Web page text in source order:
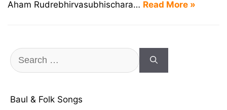
Aham Rudrebhirvasubhischara… Read More »
Search
for:
Baul & Folk Songs